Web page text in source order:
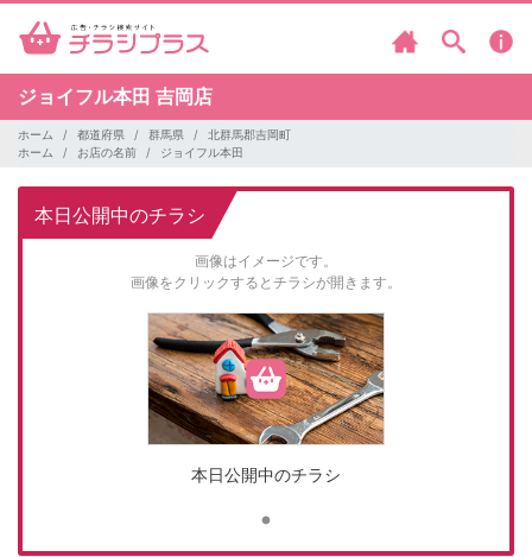
ジョイフル本田 吉岡店
ホーム 都道府県 群馬県
北群馬郡吉岡町
ホーム
お店の名前 ジョイフル本田
本日公開中のチラシ
画像はイメージです。
画像をクリックするとチラシが開きます。
本日公開中のチラシ